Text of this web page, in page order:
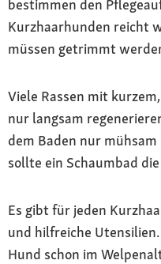
bestimmen den
Kurzhaarhunden reicht
müssen getrimmt
Viele Rassen mit
nur langsam
dem Baden nur
sollte ein Schaumbad
Es gibt für jeden
und hilfreiche
Hund schon im